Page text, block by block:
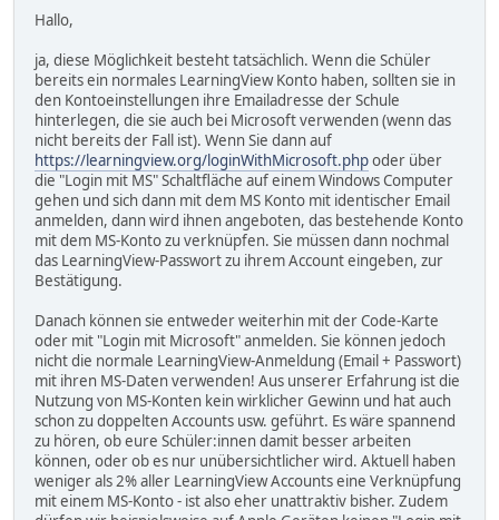
Hallo,
ja, diese Möglichkeit besteht tatsächlich. Wenn die Schüler
bereits ein normales LearningView Konto haben, sollten sie in
den Kontoeinstellungen ihre Emailadresse der Schule
hinterlegen, die sie auch bei Microsoft verwenden (wenn das
nicht bereits der Fall ist). Wenn Sie dann auf
https://learningview.org/loginWithMicrosoft.phpoder über
die "Login mit MS" Schaltfläche auf einem Windows Computer
gehen und sich dann mit dem MS Konto mit identischer Email
anmelden, dann wird ihnen angeboten, das bestehende Konto
mit dem MS-Konto zu verknüpfen. Sie müssen dann nochmal
das LearningView-Passwort zu ihrem Account eingeben, zur
Bestätigung.
Danach können sie entweder weiterhin mit der Code-Karte
oder mit "Login mit Microsoft" anmelden. Sie können jedoch
nicht die normale LearningView-Anmeldung (Email + Passwort)
mit ihren MS-Daten verwenden! Aus unserer Erfahrung ist die
Nutzung von MS-Konten kein wirklicher Gewinn und hat auch
schon zu doppelten Accounts usw. geführt. Es wäre spannend
zu hören, ob eure Schüler:innen damit besser arbeiten
können, oder ob es nur unübersichtlicher wird. Aktuell haben
weniger als 2% aller LearningView Accounts eine Verknüpfung
mit einem MS-Konto - ist also eher unattraktiv bisher. Zudem